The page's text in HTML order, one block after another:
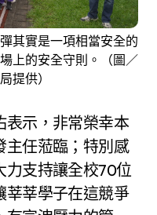
其實是一項相當安全的
上的安全守則。（圖／
提供）
表示，非常榮幸本
主任蒞臨；特別感
力支持讓全校70位
莘莘學子在這競爭